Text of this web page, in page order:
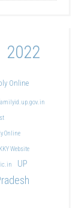
2022
Online
Online
Website
UP